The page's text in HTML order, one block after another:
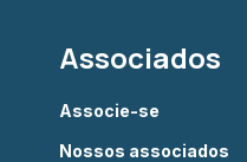
Associados
Associe-se
Nossos associados